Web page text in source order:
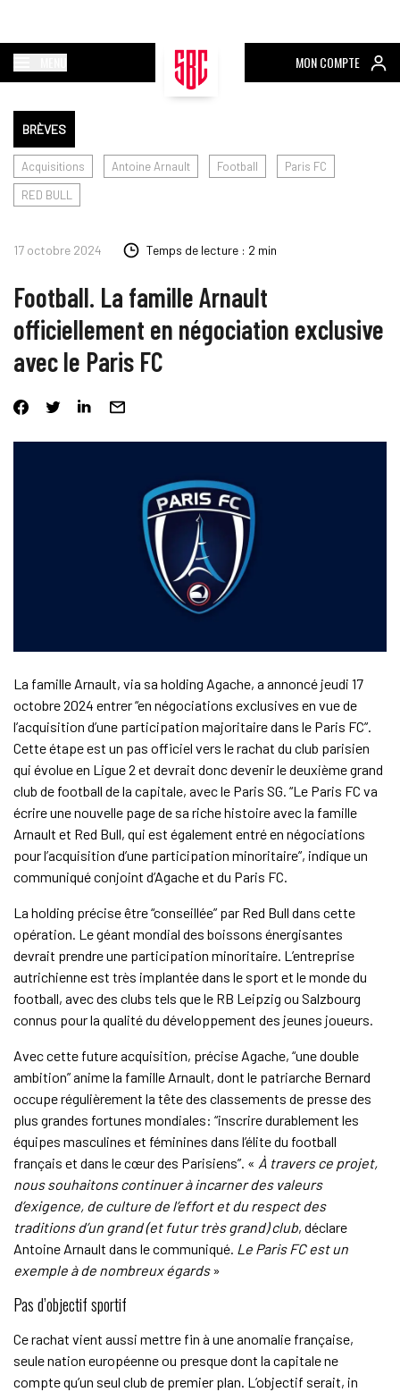
MON COMPTE
BRÈVES
Acquisitions Antoine Arnault Football
Paris FC
RED BULL
17 octobre 2024 Temps de lecture : 2 min
Football. La famille Arnault
officiellement en négociation exclusive
avec le Paris FC
La famille Arnault, via sa holding Agache, a annoncé jeudi 17
octobre 2024 entrer “en négociations exclusives en vue de
l’acquisition d’une participation majoritaire dans le Paris FC”.
Cette étape est un pas officiel vers le rachat du club parisien
qui évolue en Ligue 2 et devrait donc devenir le deuxième grand
club de football de la capitale, avec le Paris SG. “Le Paris FC va
écrire une nouvelle page de sa riche histoire avec la famille
Arnault et Red Bull, qui est également entré en négociations
pour l’acquisition d’une participation minoritaire”, indique un
communiqué conjoint d’Agache et du Paris FC.
La holding précise être “conseillée” par Red Bull dans cette
opération. Le géant mondial des boissons énergisantes
devrait prendre une participation minoritaire. L’entreprise
autrichienne est très implantée dans le sport et le monde du
football, avec des clubs tels que le RB Leipzig ou Salzbourg
connus pour la qualité du développement des jeunes joueurs.
Avec cette future acquisition, précise Agache, “une double
ambition” anime la famille Arnault, dont le patriarche Bernard
occupe régulièrement la tête des classements de presse des
plus grandes fortunes mondiales: “inscrire durablement les
équipes masculines et féminines dans l’élite du football
français et dans le cœur des Parisiens”. « À travers ce projet,
nous souhaitons continuer à incarner des valeurs
d’exigence, de culture de l’effort et du respect des
traditions d’un grand (et futur très grand) club, déclare
Antoine Arnault dans le communiqué. Le Paris FC est un
exemple à de nombreux égards»
Pas d’objectif sportif
Ce rachat vient aussi mettre fin à une anomalie française,
seule nation européenne ou presque dont la capitale ne
compte qu’un seul club de premier plan. L’objectif serait, in